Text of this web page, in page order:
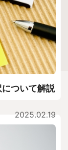
ついて解説
2025.02.19